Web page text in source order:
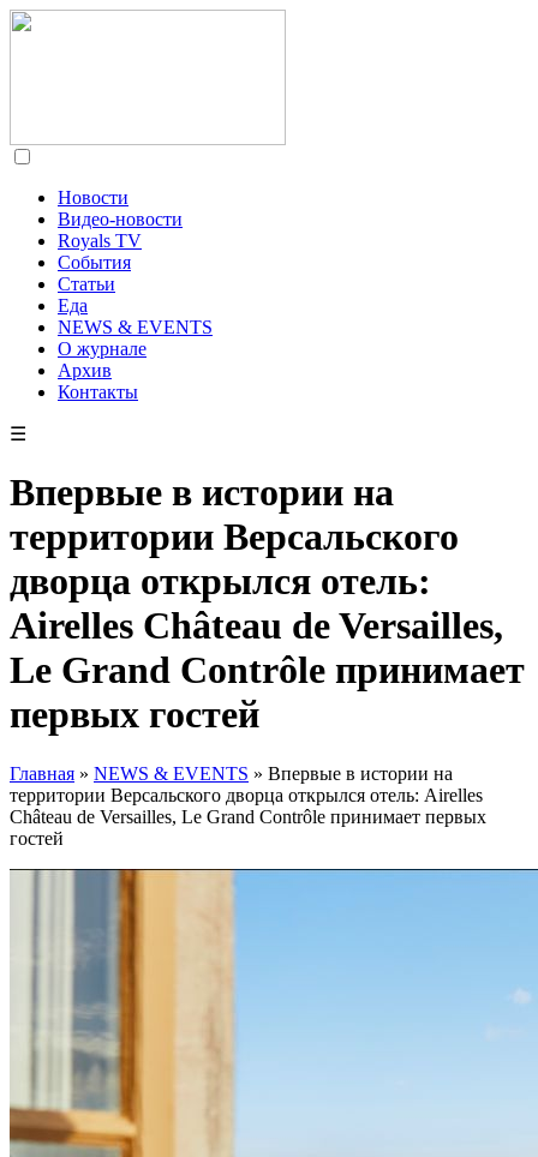
Новости
Видео-новости
Royals TV
События
Статьи
Еда
NEWS & EVENTS
О журнале
Архив
Контакты
☰
Впервые в истории на
территории Версальского
дворца открылся отель:
Airelles Château de Versailles,
Le Grand Contrôle принимает
первых гостей
Главная » NEWS & EVENTS » Впервые в истории на
территории Версальского дворца открылся отель: Airelles
Château de Versailles, Le Grand Contrôle принимает первых
гостей